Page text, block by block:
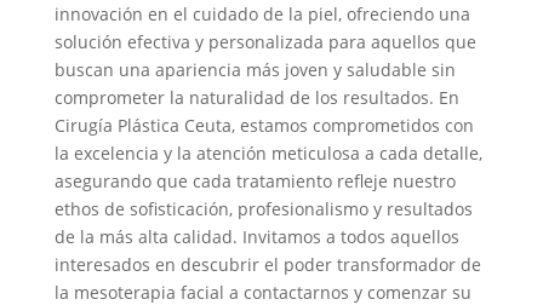
innovación en el cuidado de la piel, ofreciendo una
solución efectiva y personalizada para aquellos que
buscan una apariencia más joven y saludable sin
comprometer la naturalidad de los resultados. En
Cirugía Plástica Ceuta, estamos comprometidos con
la excelencia y la atención meticulosa a cada detalle,
asegurando que cada tratamiento refleje nuestro
ethos de sofisticación, profesionalismo y resultados
de la más alta calidad. Invitamos a todos aquellos
interesados en descubrir el poder transformador de
la mesoterapia facial a contactarnos y comenzar su